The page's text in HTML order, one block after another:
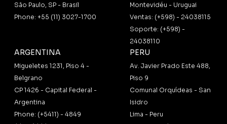
São Paulo, SP - Brasil
Phone: +55 (11) 3027-1700
Montevidéu - Uruguai
Ventas: (+598) - 24038115
Soporte: (+598) -
24038110
ARGENTINA
Migueletes 1231, Piso 4 -
Belgrano
CP 1426 - Capital Federal -
Argentina
Phone: (+5411) - 4849
PERU
Av. Javier Prado Este 488,
Piso 9
Comunal Orquídeas - San
Isidro
Lima - Peru